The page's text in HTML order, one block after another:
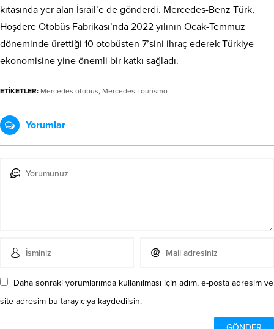
kıtasında yer alan İsrail’e de gönderdi. Mercedes-Benz Türk,
Hoşdere Otobüs Fabrikası’nda 2022 yılının Ocak-Temmuz
döneminde ürettiği 10 otobüsten 7’sini ihraç ederek Türkiye
ekonomisine yine önemli bir katkı sağladı.
ETİKETLER: Mercedes otobüs, Mercedes Tourismo
Yorumlar
Daha sonraki yorumlarımda kullanılması için adım, e-posta adresim ve
site adresim bu tarayıcıya kaydedilsin.